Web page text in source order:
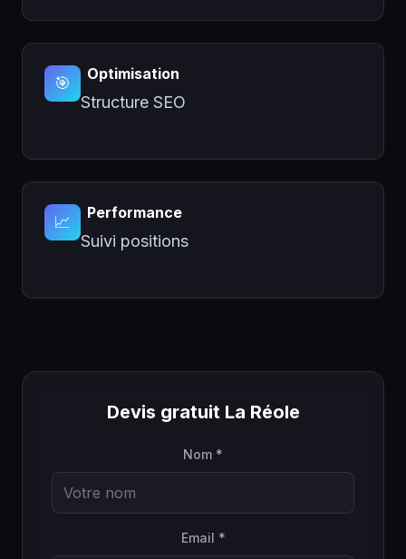
🎯 Optimisation
Structure SEO
📈 Performance
Suivi positions
Devis gratuit La Réole
Nom *
Email *